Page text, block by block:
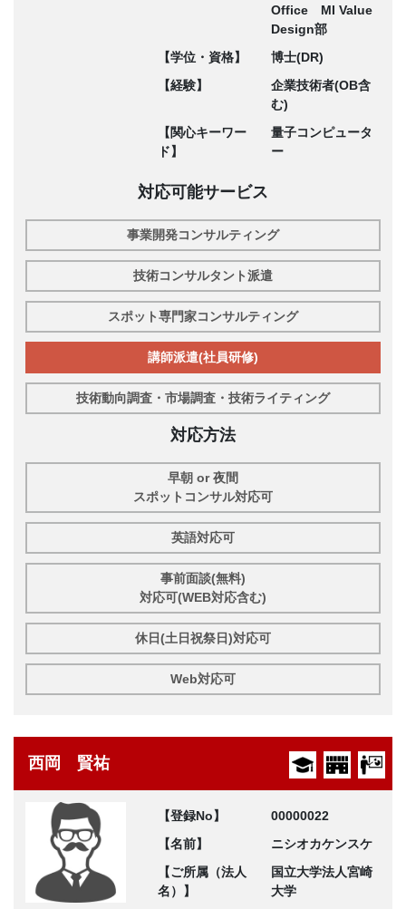
Office MI Value
Design部
【学位・資格】
博士(DR)
【経験】
企業技術者(OB含
む)
【関心キーワー
ド】
量子コンピュータ
ー
対応可能サービス
事業開発コンサルティング
技術コンサルタント派遣
スポット専門家コンサルティング
講師派遣(社員研修)
技術動向調査・市場調査・技術ライティング
対応方法
早朝 or 夜間
スポットコンサル対応可
英語対応可
事前面談(無料)
対応可(WEB対応含む)
休日(土日祝祭日)対応可
Web対応可
西岡 賢祐
【登録No】
00000022
【名前】
ニシオカケンスケ
【ご所属（法人
名）】
国立大学法人宮崎
大学